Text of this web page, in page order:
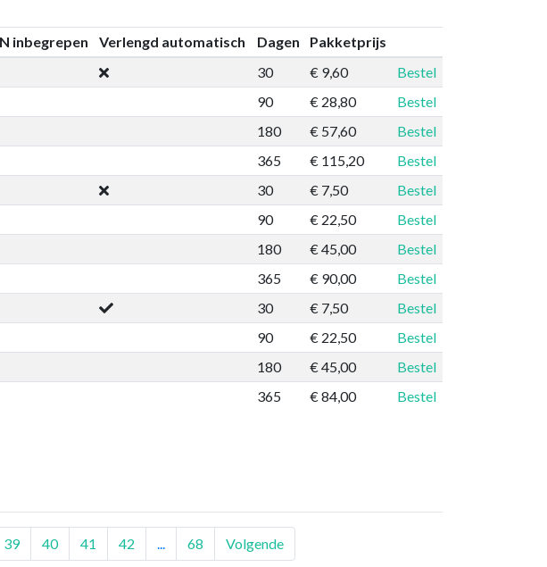
inbegrepen Verlengd automatisch Dagen
Pakketprijs
30 € 9,60
Bestel
90
€ 28,80
Bestel
180
€ 57,60
Bestel
365
€ 115,20
Bestel
30 € 7,50
Bestel
90
€ 22,50
Bestel
180
€ 45,00
Bestel
365
€ 90,00
Bestel
30 € 7,50
Bestel
90
€ 22,50
Bestel
180
€ 45,00
Bestel
365
€ 84,00 Bestel
39 40 41 42 68 Volgende